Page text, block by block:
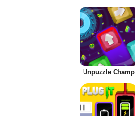
Unpuzzle Champ